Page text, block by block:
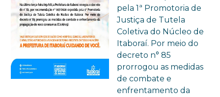
pela 1ª Promotoria de
Justiça de Tutela
Coletiva do Núcleo de
Itaboraí. Por meio do
decreto n° 85
prorrogou as medidas
de combate e
enfrentamento da